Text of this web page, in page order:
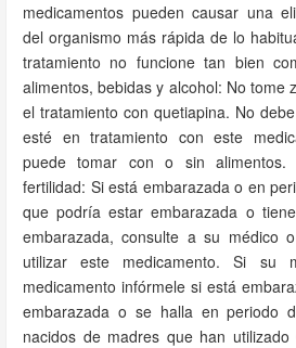
medicamentos pueden causar una
del organismo más rápida de lo
tratamiento no funcione tan bien
alimentos, bebidas y alcohol: No tome
el tratamiento con quetiapina. No
esté en tratamiento con este
puede tomar con o sin alimentos.
fertilidad: Si está embarazada o en
que podría estar embarazada o
embarazada, consulte a su médico
utilizar este medicamento. Si su
medicamento infórmele si está
embarazada o se halla en periodo
nacidos de madres que han